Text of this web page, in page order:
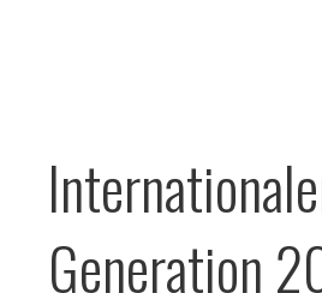
Generation